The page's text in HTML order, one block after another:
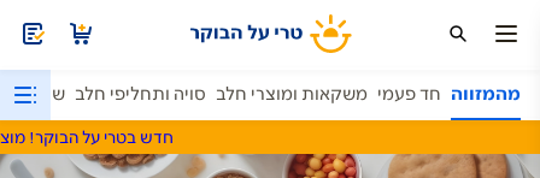
חדש בטרי על הבוקר! מוצרי
מהמזווה חד פעמי משקאות ומוצרי חלב סויה ותחליפי חלב שתיה